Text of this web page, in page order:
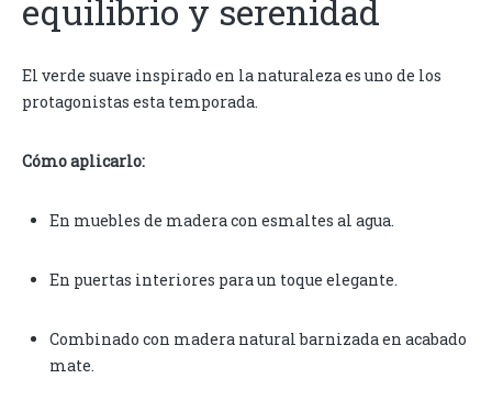
equilibrio y serenidad
El verde suave inspirado en la naturaleza es uno de los
protagonistas esta temporada.
Cómo aplicarlo:
En muebles de madera con esmaltes al agua.
En puertas interiores para un toque elegante.
Combinado con madera natural barnizada en acabado
mate.